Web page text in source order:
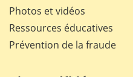
Photos et vidéos
Ressources éducatives
Prévention de la fraude